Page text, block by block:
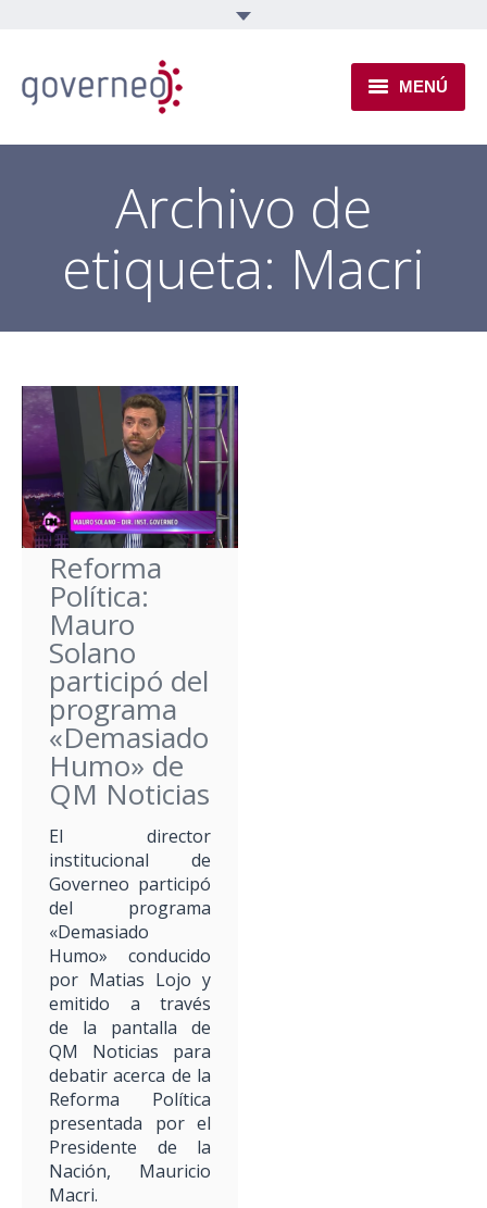
MENÚ
INSTITUCIONAL
EJES TEMÁTICOS
NOVEDADES
Archivo de
etiqueta: Macri
Reforma
Política:
Mauro
Solano
participó del
programa
«Demasiado
Humo» de
QM Noticias
El director
institucional de
Governeo participó
del programa
«Demasiado
Humo» conducido
por Matias Lojo y
emitido a través
de la pantalla de
QM Noticias para
debatir acerca de la
Reforma Política
presentada por el
Presidente de la
Nación, Mauricio
Macri.